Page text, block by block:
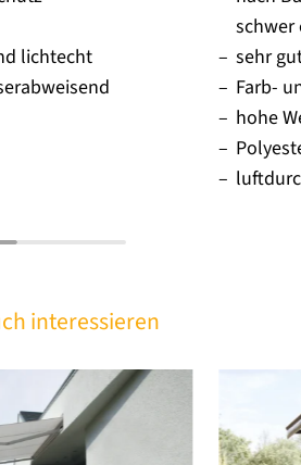
lichtecht
sehr
Farb-
hohe
interessieren